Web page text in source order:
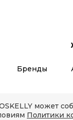
Бренды
может
Политики